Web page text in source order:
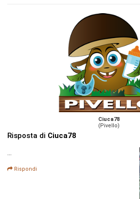
Ciuca78
(Pivello)
Risposta di Ciuca78
...
Rispondi